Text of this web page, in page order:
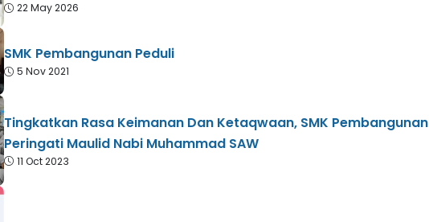
22 May 2026
SMK Pembangunan Peduli
5 Nov 2021
Tingkatkan Rasa Keimanan Dan Ketaqwaan, SMK Pembangunan
Peringati Maulid Nabi Muhammad SAW
11 Oct 2023